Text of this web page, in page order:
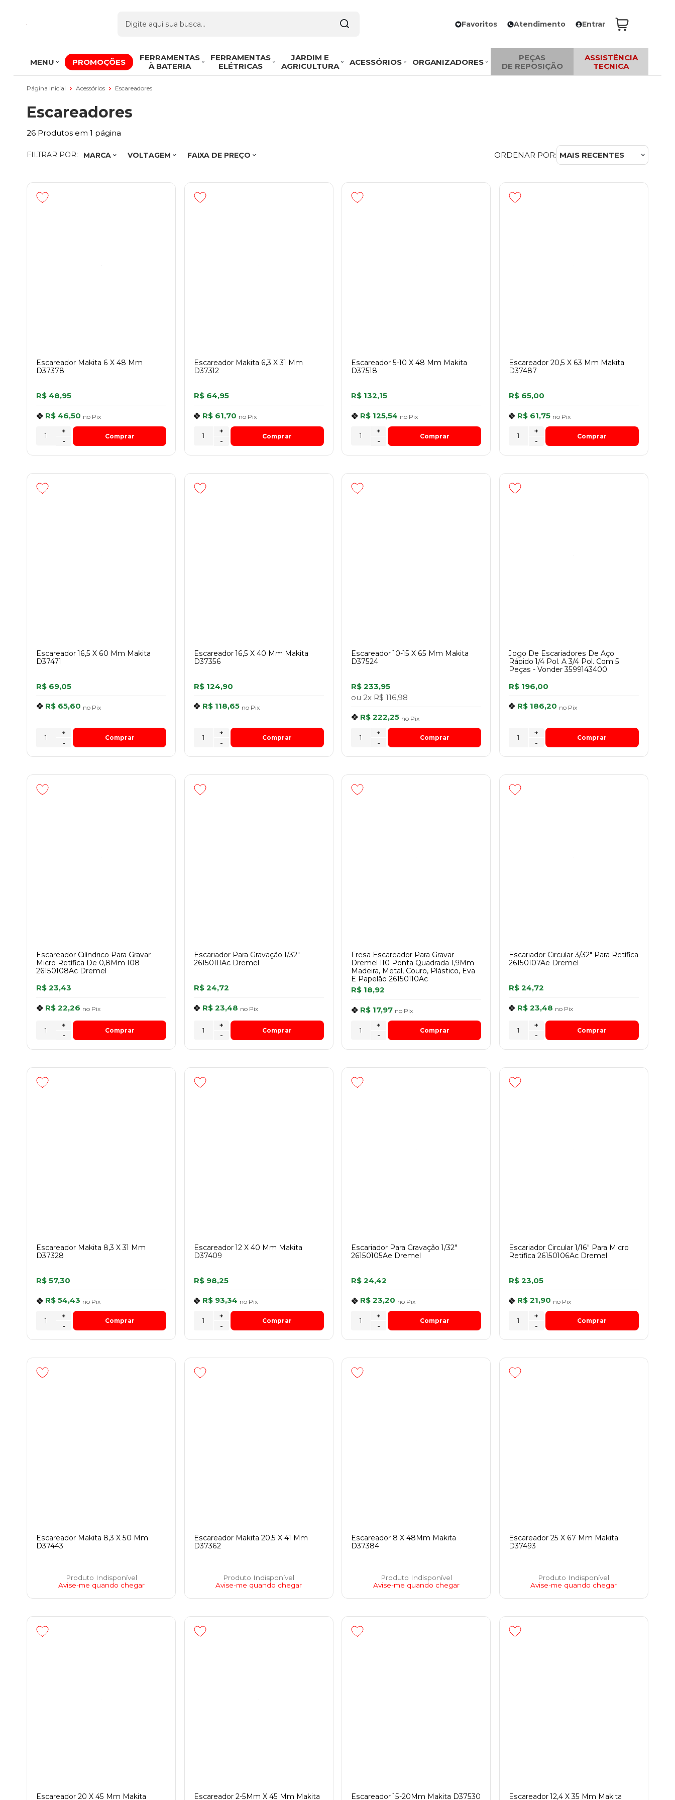
Favoritos Atendimento Entrar
MENU PROMOÇÕES
FERRAMENTAS
À BATERIA
FERRAMENTAS
ELÉTRICAS
JARDIM E
AGRICULTURA
ACESSÓRIOS ORGANIZADORES
PEÇAS
DE REPOSIÇÃO
ASSISTÊNCIA
TECNICA
Página Inicial Acessórios Escareadores
Escareadores
26 Produtos em 1 página
FILTRAR POR: MARCA VOLTAGEM FAIXA DE PREÇO ORDENAR POR: MAIS RECENTES
Escareador Makita 6 X 48 Mm
D37378
R$ 48,95
R$ 46,50 no Pix
-
+
Comprar
Escareador Makita 6,3 X 31 Mm
D37312
R$ 64,95
R$ 61,70 no Pix
-
+
Comprar
Escareador 5-10 X 48 Mm Makita
D37518
R$ 132,15
R$ 125,54 no Pix
-
+
Comprar
Escareador 20,5 X 63 Mm Makita
D37487
R$ 65,00
R$ 61,75 no Pix
-
+
Comprar
Escareador 16,5 X 60 Mm Makita
D37471
R$ 69,05
R$ 65,60 no Pix
-
+
Comprar
Escareador 16,5 X 40 Mm Makita
D37356
R$ 124,90
R$ 118,65 no Pix
-
+
Comprar
Escareador 10-15 X 65 Mm Makita
D37524
R$ 233,95
ou 2x R$ 116,98
R$ 222,25 no Pix
-
+
Comprar
Jogo De Escariadores De Aço
Rápido 1/4 Pol. A 3/4 Pol. Com 5
Peças - Vonder 3599143400
R$ 196,00
R$ 186,20 no Pix
-
+
Comprar
Escareador Cilíndrico Para Gravar
Micro Retífica De 0,8Mm 108
26150108Ac Dremel
R$ 23,43
R$ 22,26 no Pix
-
+
Comprar
Escariador Para Gravação 1/32"
26150111Ac Dremel
R$ 24,72
R$ 23,48 no Pix
-
+
Comprar
Fresa Escareador Para Gravar
Dremel 110 Ponta Quadrada 1,9Mm
Madeira, Metal, Couro, Plástico, Eva
E Papelão 26150110Ac
R$ 18,92
R$ 17,97 no Pix
-
+
Comprar
Escariador Circular 3/32" Para Retífica
26150107Ae Dremel
R$ 24,72
R$ 23,48 no Pix
-
+
Comprar
Escareador Makita 8,3 X 31 Mm
D37328
R$ 57,30
R$ 54,43 no Pix
-
+
Comprar
Escareador 12 X 40 Mm Makita
D37409
R$ 98,25
R$ 93,34 no Pix
-
+
Comprar
Escariador Para Gravação 1/32"
26150105Ae Dremel
R$ 24,42
R$ 23,20 no Pix
-
+
Comprar
Escariador Circular 1/16" Para Micro
Retifica 26150106Ac Dremel
R$ 23,05
R$ 21,90 no Pix
-
+
Comprar
Escareador Makita 8,3 X 50 Mm
D37443
Produto Indisponível
Avise-me quando chegar
Escareador Makita 20,5 X 41 Mm
D37362
Produto Indisponível
Avise-me quando chegar
Escareador 8 X 48Mm Makita
D37384
Produto Indisponível
Avise-me quando chegar
Escareador 25 X 67 Mm Makita
D37493
Produto Indisponível
Avise-me quando chegar
Escareador 20 X 45 Mm Makita Escareador 2-5Mm X 45 Mm Makita Escareador 15-20Mm Makita D37530 Escareador 12,4 X 35 Mm Makita